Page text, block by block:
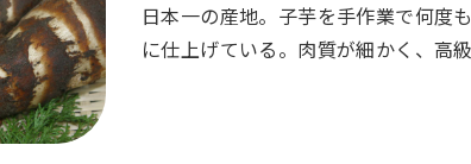
日本一の産地。子芋を手作業で何度
に仕上げている。肉質が細かく、高